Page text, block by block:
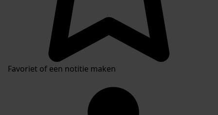
Favoriet of een notitie maken